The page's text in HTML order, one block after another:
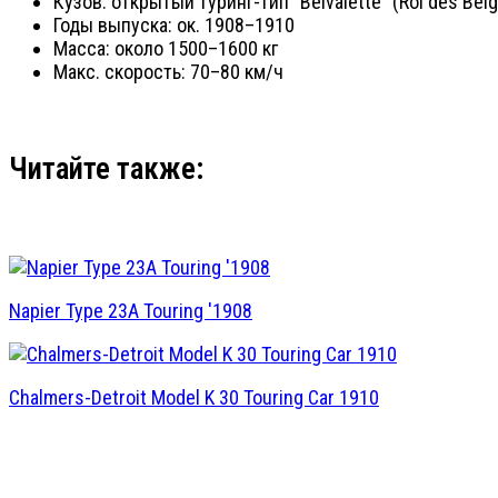
Годы выпуска: ок. 1908–1910
Масса: около 1500–1600 кг
Макс. скорость: 70–80 км/ч
Читайте также:
Napier Type 23A Touring '1908
Chalmers-Detroit Model K 30 Touring Car 1910